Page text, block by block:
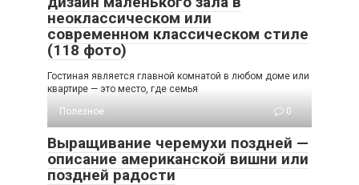
неоклассическом или
современном классическом стиле
(118 фото)
Гостиная является главной комнатой в любом доме или
квартире — это место, где семья
Полезное
0
Выращивание черемухи поздней —
описание американской вишни или
поздней радости